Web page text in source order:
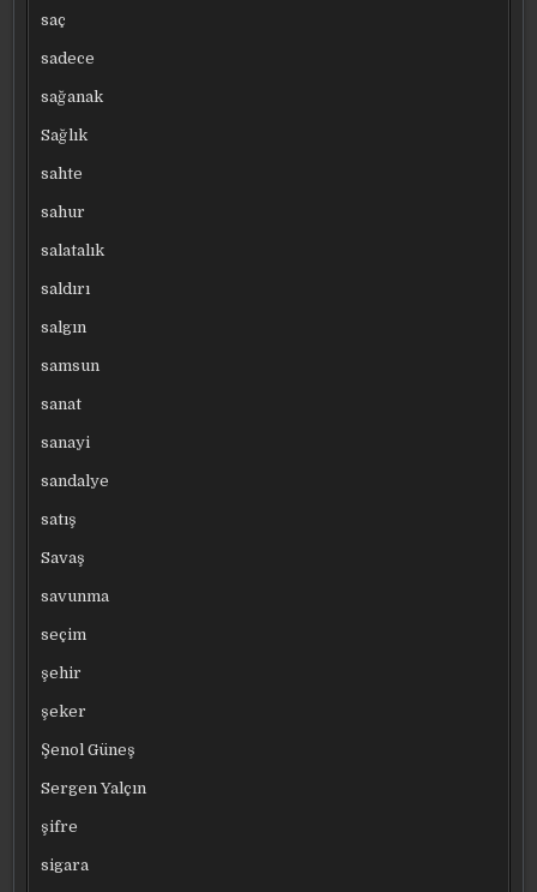
saç
sadece
sağanak
Sağlık
sahte
sahur
salatalık
saldırı
salgın
samsun
sanat
sanayi
sandalye
satış
Savaş
savunma
seçim
şehir
şeker
Şenol Güneş
Sergen Yalçın
şifre
sigara